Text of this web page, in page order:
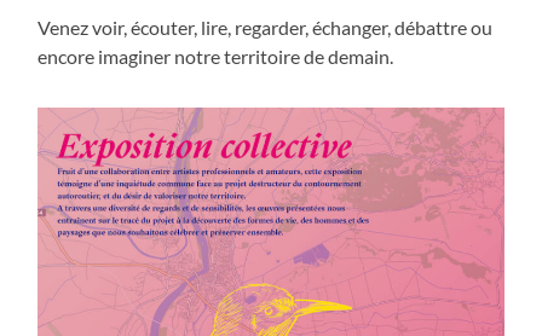
Venez voir, écouter, lire, regarder, échanger, débattre ou
encore imaginer notre territoire de demain.